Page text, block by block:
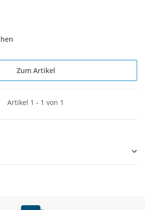
Zum Artikel
Artikel 1 - 1 von 1